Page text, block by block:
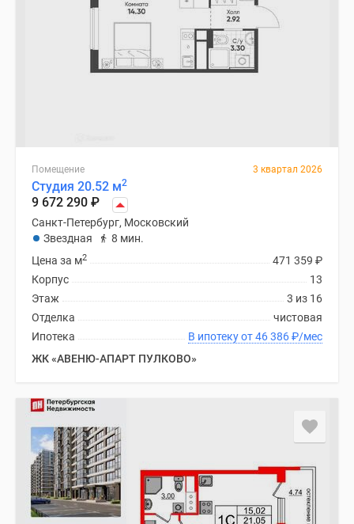
Помещение 3 квартал 2026
Студия 20.52 м2
9 672 290 ₽
Санкт-Петербург, Московский
Звездная
8 мин.
471 359 ₽
Цена за м2
13
Корпус
3 из 16
Этаж
чистовая
Отделка
В ипотеку от 46 386₽/мес
Ипотека
ЖК «АВЕНЮ-АПАРТ ПУЛКОВО»